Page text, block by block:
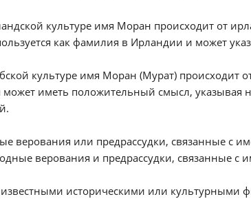
культуре имя Моран происходит от
как фамилия в Ирландии и может
культуре имя Моран (Мурат) происходит
может иметь положительный смысл, указывая
верования или предрассудки, связанные с
верования и предрассудки, связанные с
известными историческими или культурными